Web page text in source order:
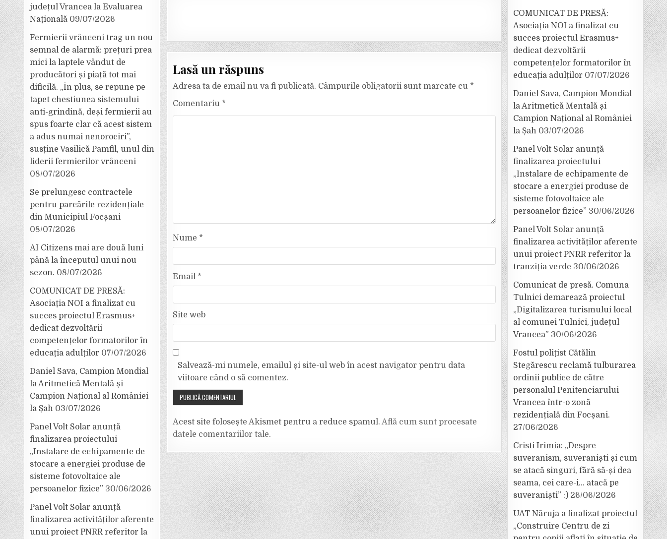
Lasă un răspuns
Adresa ta de email nu va fi publicată. Câmpurile obligatorii sunt marcate cu *
Comentariu *
Nume *
Email *
Site web
Salvează-mi numele, emailul și site-ul web în acest navigator pentru data
viitoare când o să comentez.
Acest site folosește Akismet pentru a reduce spamul. Află cum sunt procesate
datele comentariilor tale.
județul Vrancea la Evaluarea
Națională 09/07/2026
Fermierii vrânceni trag un nou
semnal de alarmă: prețuri prea
mici la laptele vândut de
producători și piață tot mai
dificilă. „În plus, se repune pe
tapet chestiunea sistemului
anti-grindină, deși fermierii au
spus foarte clar că acest sistem
a adus numai nenorociri”,
susține Vasilică Pamfil, unul din
liderii fermierilor vrânceni
08/07/2026
Se prelungesc contractele
pentru parcările rezidențiale
din Municipiul Focșani
08/07/2026
AI Citizens mai are două luni
până la începutul unui nou
sezon. 08/07/2026
COMUNICAT DE PRESĂ:
Asociația NOI a finalizat cu
succes proiectul Erasmus+
dedicat dezvoltării
competențelor formatorilor în
educația adulților 07/07/2026
Daniel Sava, Campion Mondial
la Aritmetică Mentală și
Campion Național al României
la Șah 03/07/2026
Panel Volt Solar anunță
finalizarea proiectului
„Instalare de echipamente de
stocare a energiei produse de
sisteme fotovoltaice ale
persoanelor fizice” 30/06/2026
Panel Volt Solar anunță
finalizarea activităților aferente
unui proiect PNRR referitor la
COMUNICAT DE PRESĂ:
Asociația NOI a finalizat cu
succes proiectul Erasmus+
dedicat dezvoltării
competențelor formatorilor în
educația adulților 07/07/2026
Daniel Sava, Campion Mondial
la Aritmetică Mentală și
Campion Național al României
la Șah 03/07/2026
Panel Volt Solar anunță
finalizarea proiectului
„Instalare de echipamente de
stocare a energiei produse de
sisteme fotovoltaice ale
persoanelor fizice” 30/06/2026
Panel Volt Solar anunță
finalizarea activităților aferente
unui proiect PNRR referitor la
tranziția verde 30/06/2026
Comunicat de presă. Comuna
Tulnici demarează proiectul
„Digitalizarea turismului local
al comunei Tulnici, județul
Vrancea” 30/06/2026
Fostul polițist Cătălin
Stegărescu reclamă tulburarea
ordinii publice de către
personalul Penitenciarului
Vrancea într-o zonă
rezidențială din Focșani.
27/06/2026
Cristi Irimia: „Despre
suveranism, suveraniști și cum
se atacă singuri, fără să-și dea
seama, cei care-i… atacă pe
suveraniști” :) 26/06/2026
UAT Năruja a finalizat proiectul
„Construire Centru de zi